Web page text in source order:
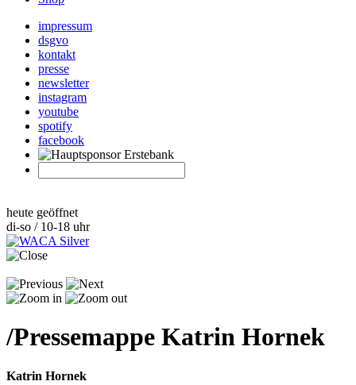
impressum
dsgvo
kontakt
presse
newsletter
instagram
youtube
spotify
facebook
heute geöffnet
di-so / 10-18 uhr
/Pressemappe Katrin Hornek
Katrin Hornek